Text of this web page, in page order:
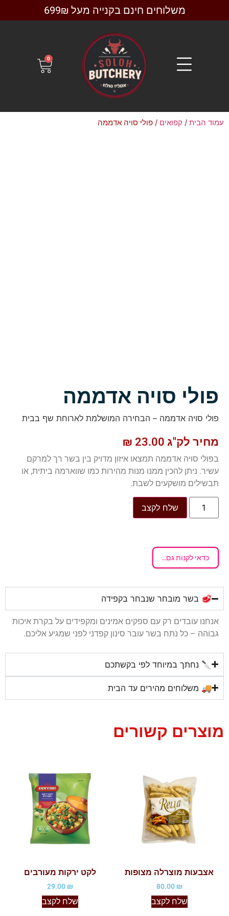
משלוחים חינם בקנייה מעל 699₪
0
עמוד הבית / קפואים / פולי סויה אדממה
פולי סויה אדממה
פולי סויה אדממה – הבחירה המושלמת לארוחת שף בבית
מחיר לק"ג 23.00
₪
בפולי סויה אדממה תמצאו איזון מדויק בין בשר רך למרקם
עשיר. ניתן להכין ממנו מנות מהירות כמו שווארמה ביתית, או
תבשילים מושקעים לשבת.
שלח לקצב
כדאי לקנות גם..
🥩 בשר מובחר שנבחר בקפידה
אנחנו עובדים רק עם ספקים אמינים ומקפידים על בקרת איכות
גבוהה – כל נתח בשר עובר סינון קפדני לפני שמגיע אליכם.
🔪 נחתך במיוחד לפי בקשתכם
🚚 משלוחים מהירים עד הבית
מוצרים קשורים
אצבעות מוצרלה מצופות
80.00₪
שלח לקצב
לקט ירקות מעורבים
29.00₪
שלח לקצב